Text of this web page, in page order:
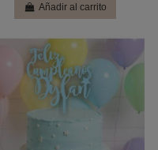
Añadir al carrito